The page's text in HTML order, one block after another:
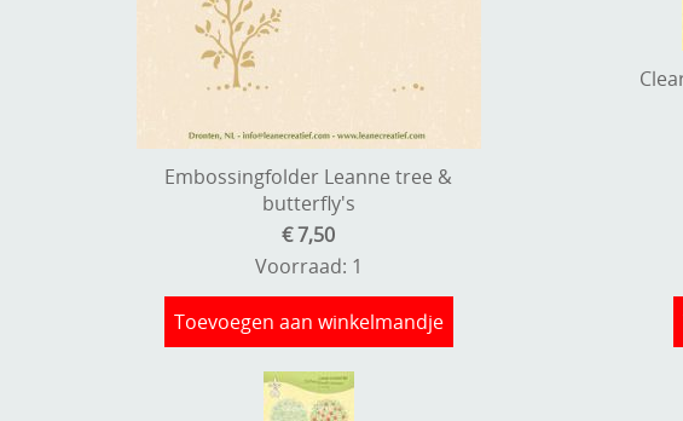
Embossingfolder Leanne tree &
butterfly's
€ 7,50
Voorraad: 1
Toevoegen aan winkelmandje